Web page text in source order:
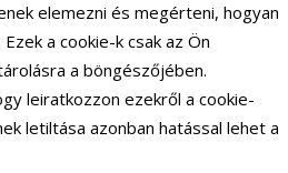
elemezni és megérteni, hogyan
a cookie-k csak az Ön
a böngészőjében.
leiratkozzon ezekről a cookie-
letiltása azonban hatással lehet a